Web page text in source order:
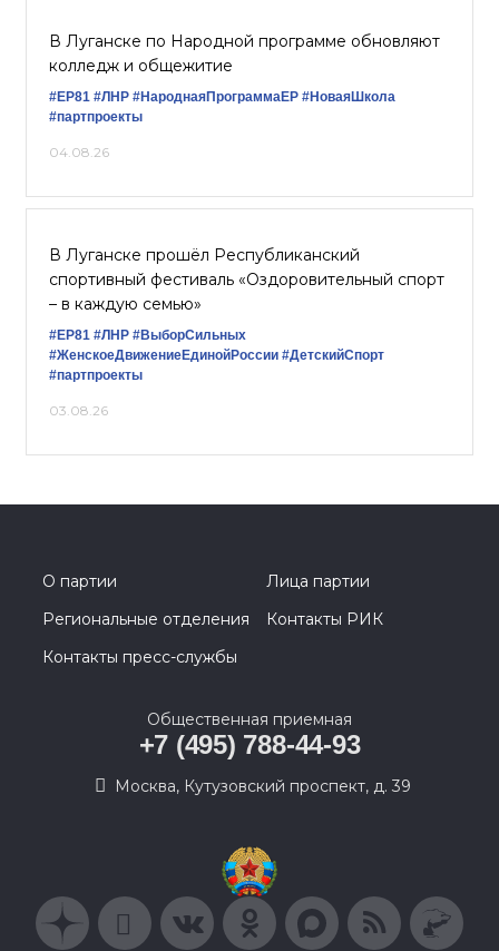
В Луганске по Народной программе обновляют
колледж и общежитие
#ЕР81 #ЛНР #НароднаяПрограммаЕР #НоваяШкола
#партпроекты
04.08.26
В Луганске прошёл Республиканский
спортивный фестиваль «Оздоровительный спорт
– в каждую семью»
#ЕР81 #ЛНР #ВыборСильных
#ЖенскоеДвижениеЕдинойРоссии #ДетскийСпорт
#партпроекты
03.08.26
О партии
Лица партии
Региональные отделения
Контакты РИК
Контакты пресс-службы
Общественная приемная
+7 (495) 788-44-93
Москва, Кутузовский проспект, д. 39